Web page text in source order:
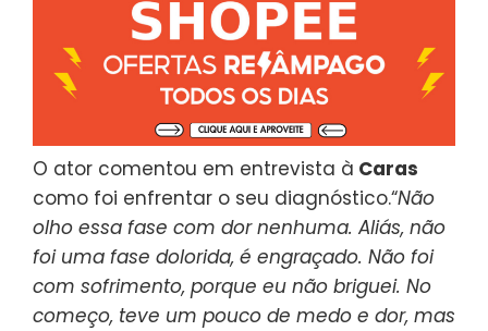
O ator comentou em entrevista à Caras
como foi enfrentar o seu diagnóstico.“Não
olho essa fase com dor nenhuma. Aliás, não
foi uma fase dolorida, é engraçado. Não foi
com sofrimento, porque eu não briguei. No
começo, teve um pouco de medo e dor, mas